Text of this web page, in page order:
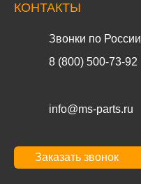
КОНТАКТЫ
Звонки по России
8 (800) 500-73-92
info@ms-parts.ru
Заказать звонок